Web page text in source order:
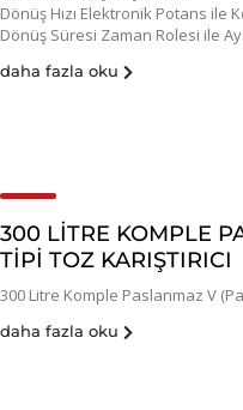
Dönüş Hızı Elektronik Potans ile
Dönüş Süresi Zaman Rolesi ile
daha fazla oku
300 LITRE KOMPLE
TIPI TOZ KARIŞTIRICI
300 Litre Komple Paslanmaz V
daha fazla oku